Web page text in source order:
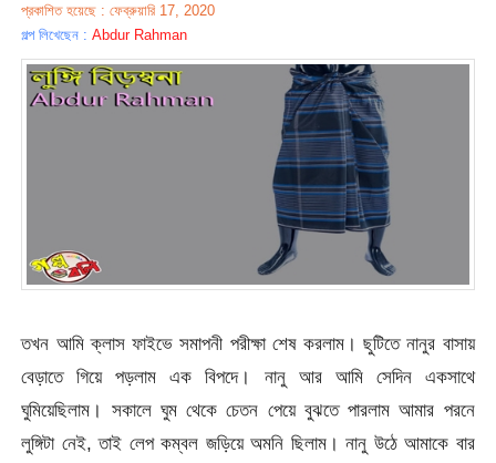
প্রকাশিত হয়েছে : ফেব্রুয়ারি 17, 2020
গল্প লিখেছেন :Abdur Rahman
তখন আমি ক্লাস ফাইভে সমাপনী পরীক্ষা শেষ করলাম। ছুটিতে নানুর বাসায়
বেড়াতে গিয়ে পড়লাম এক বিপদে। নানু আর আমি সেদিন একসাথে
ঘুমিয়েছিলাম। সকালে ঘুম থেকে চেতন পেয়ে বুঝতে পারলাম আমার পরনে
লুঙ্গিটা নেই, তাই লেপ কম্বল জড়িয়ে অমনি ছিলাম। নানু উঠে আমাকে বার